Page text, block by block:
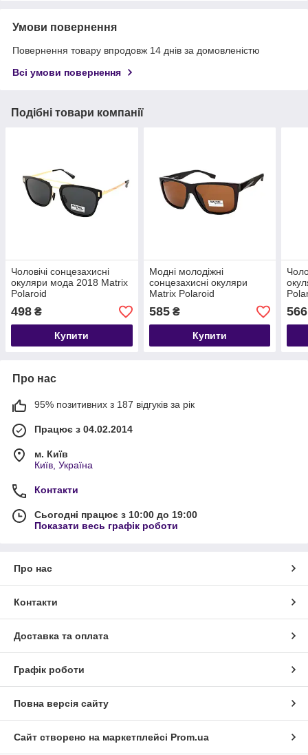
Умови повернення
Повернення товару впродовж 14 днів за домовленістю
Всі умови повернення
Подібні товари компанії
Чоловічі сонцезахисні
окуляри мода 2018 Matrix
Polaroid
498 ₴
Купити
Модні молодіжні
сонцезахисні окуляри
Matrix Polaroid
585₴
Купити
566
Про нас
95% позитивних з 187 відгуків за рік
Працює з 04.02.2014
м. Київ
Київ, Україна
Контакти
Сьогодні працює з 10:00 до 19:00
Показати весь графік роботи
Про нас
Контакти
Доставка та оплата
Графік роботи
Повна версія сайту
Сайт створено на маркетплейсі Prom.ua